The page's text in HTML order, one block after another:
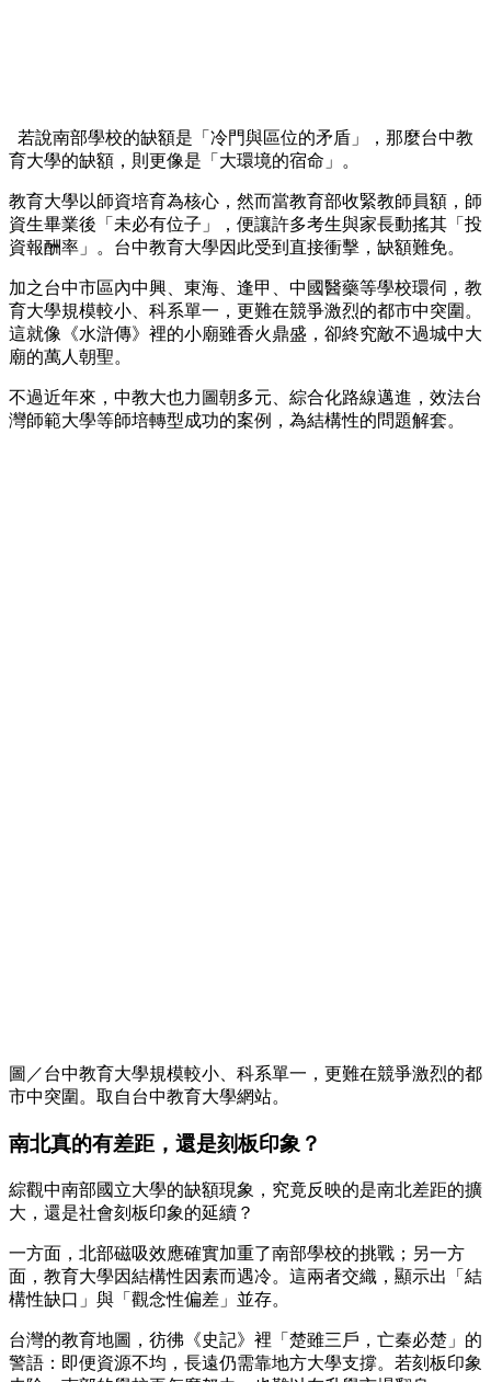
若說南部學校的缺額是「冷門與區位的矛盾」，那麼台中教
育大學的缺額，則更像是「大環境的宿命」。
教育大學以師資培育為核心，然而當教育部收緊教師員額，師
資生畢業後「未必有位子」，便讓許多考生與家長動搖其「投
資報酬率」。台中教育大學因此受到直接衝擊，缺額難免。
加之台中市區內中興、東海、逢甲、中國醫藥等學校環伺，教
育大學規模較小、科系單一，更難在競爭激烈的都市中突圍。
這就像《水滸傳》裡的小廟雖香火鼎盛，卻終究敵不過城中大
廟的萬人朝聖。
不過近年來，中教大也力圖朝多元、綜合化路線邁進，效法台
灣師範大學等師培轉型成功的案例，為結構性的問題解套。
圖／台中教育大學規模較小、科系單一，更難在競爭激烈的都
市中突圍。取自台中教育大學網站。
南北真的有差距，還是刻板印象？
綜觀中南部國立大學的缺額現象，究竟反映的是南北差距的擴
大，還是社會刻板印象的延續？
一方面，北部磁吸效應確實加重了南部學校的挑戰；另一方
面，教育大學因結構性因素而遇冷。這兩者交織，顯示出「結
構性缺口」與「觀念性偏差」並存。
台灣的教育地圖，彷彿《史記》裡「楚雖三戶，亡秦必楚」的
警語：即便資源不均，長遠仍需靠地方大學支撐。若刻板印象